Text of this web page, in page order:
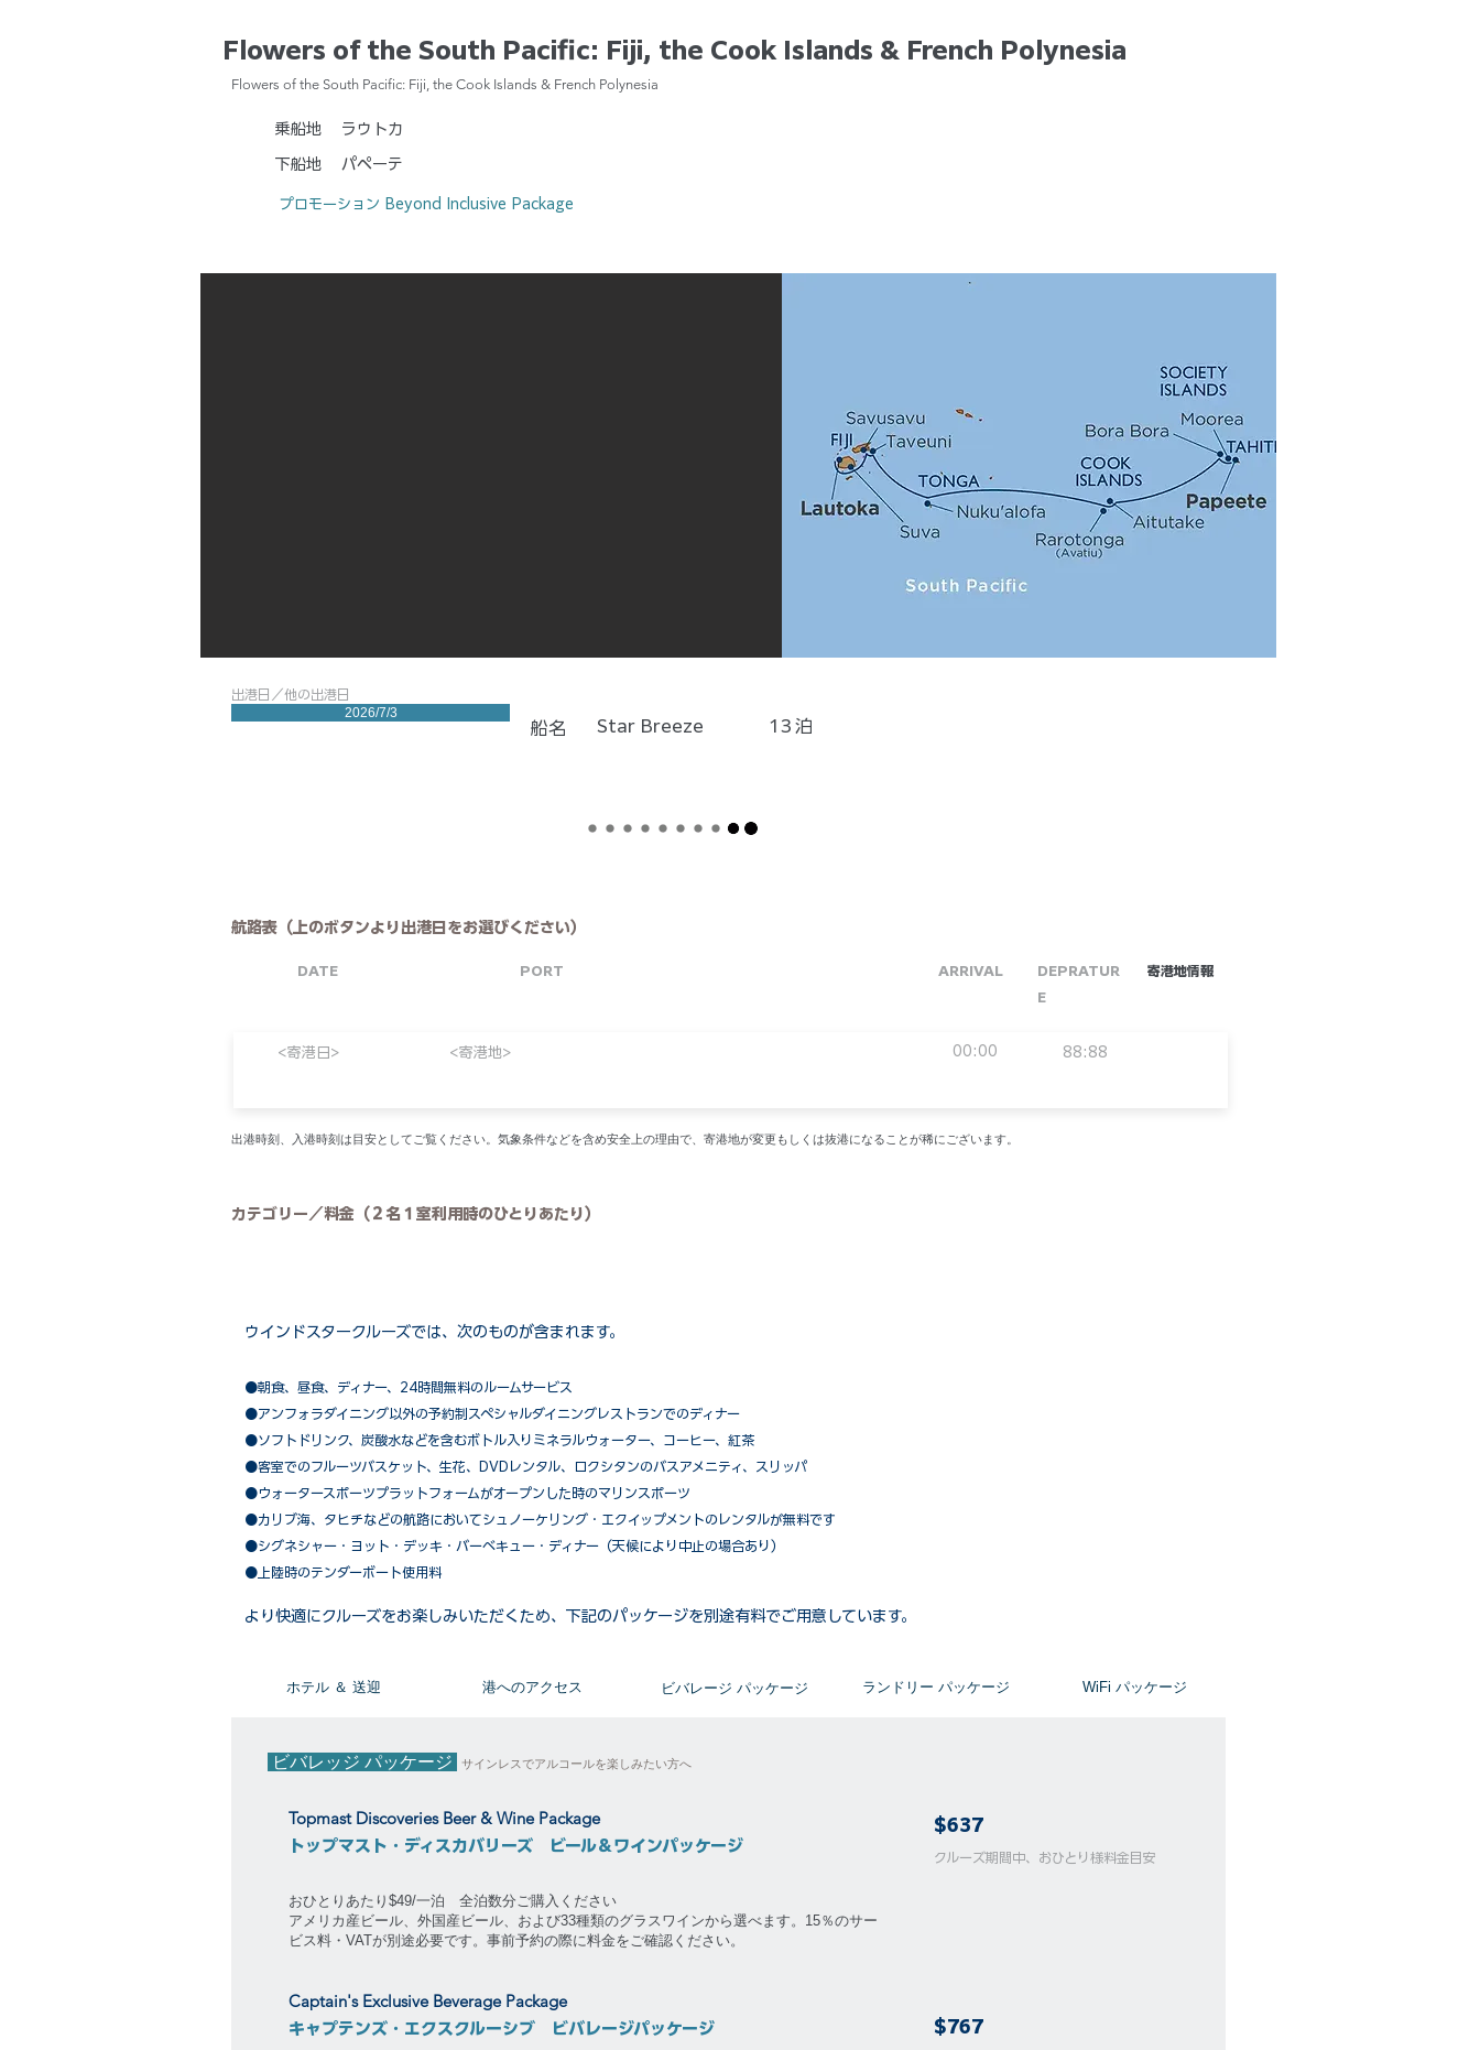
Flowers of the South Pacific: Fiji, the Cook Islands & French Polynesia
Flowers of the South Pacific: Fiji, the Cook Islands & French Polynesia
乗船地 ラウトカ
下船地 パペーテ
プロモーション Beyond Inclusive Package
船名
出港日／他の出港日
2026/7/3
Star Breeze 13 泊
航路表（上のボタンより出港日をお選びください）
DATE PORT ARRIVAL
DEPRATUR
E
​寄港地情報
<寄港日> 00:00 88:88
<寄港地>
​出港時刻、入港時刻は目安としてご覧ください。気象条件などを含め安全上の理由で、寄港地が変更もしくは抜港になることが稀にございます。
カテゴリー／料金（２名１室利用時のひとりあたり）
ウインドスタークルーズでは、次のものが含まれます。
●朝食、昼食、ディナー、24時間無料のルームサービス
​●アンフォラダイニング以外の予約制スペシャルダイニングレストランでのディナー
●ソフトドリンク、炭酸水などを含むボトル入りミネラルウォーター、コーヒー、紅茶
●客室でのフルーツバスケット、生花、DVDレンタル、ロクシタンのバスアメニティ、スリッパ
●ウォータースポーツプラットフォームがオープンした時のマリンスポーツ
●カリブ海、タヒチなどの航路においてシュノーケリング・エクイップメントのレンタルが無料です
​●シグネシャー・ヨット・デッキ・バーベキュー・ディナー（天候により中止の場合あり）
●上陸時のテンダーボート使用料
​より快適にクルーズをお楽しみいただくため、下記のパッケージを別途有料でご用意しています。​
​ホテル ＆ 送迎 ​港へのアクセス ビバレージ パッケージ ​ランドリー パッケージ ​WiFi パッケージ
ビバレッジ パッケージ サインレスでアルコールを楽しみたい方へ
Topmast Discoveries Beer & Wine Package
トップマスト・ディスカバリーズ ビール＆ワインパッケージ
$637
​​クルーズ期間中、おひとり様料金目安
おひとりあたり$49/一泊 全泊数分ご購入ください
アメリカ産ビール、外国産ビール、および33種類のグラスワインから選べます。15％のサー
ビス料・VATが別途必要です。事前予約の際に料金をご確認ください。
Captain's Exclusive Beverage Package
キャプテンズ・エクスクルーシブ ビバレージパッケージ $767